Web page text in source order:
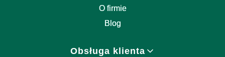
O firmie
Blog
Obsługa klienta